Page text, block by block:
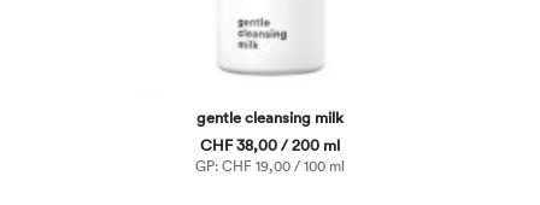
gentle cleansing milk
CHF 38,00 / 200 ml
GP: CHF 19,00 / 100 ml